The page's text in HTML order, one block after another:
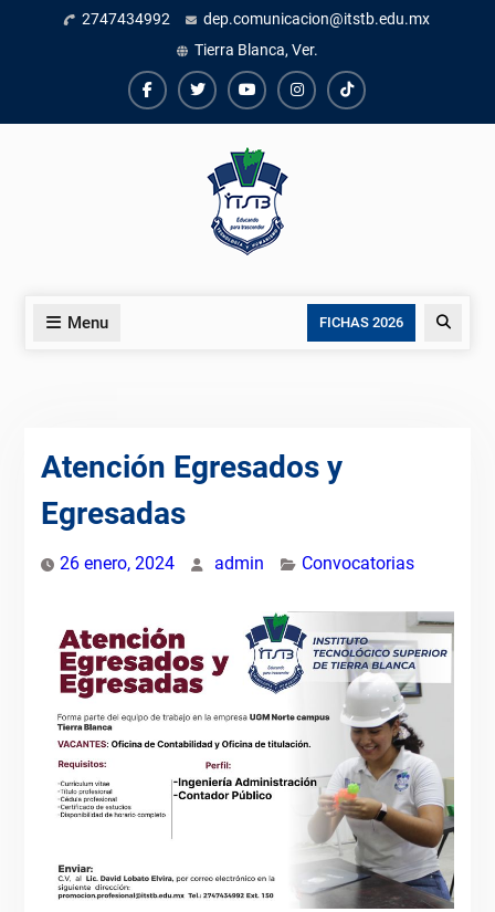
2747434992
dep.comunicacion@itstb.edu.mx
Tierra Blanca, Ver.
FacebookTwiterYoutubeinstagram
TikTok
Menu FICHAS 2026 Search
Atención Egresados y
Egresadas
26 enero, 2024 admin Convocatorias